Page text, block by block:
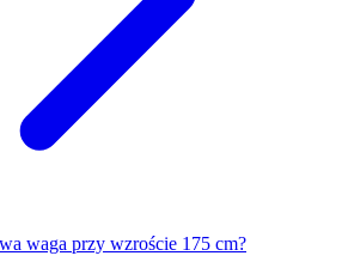
waga przy wzroście 175 cm?